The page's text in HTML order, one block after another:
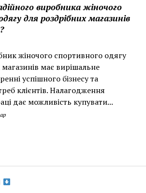
виробника жіночого
для роздрібних магазинів
жіночого спортивного одягу
має вирішальне
успішного бізнесу та
клієнтів. Налагодження
дає можливість купувати...